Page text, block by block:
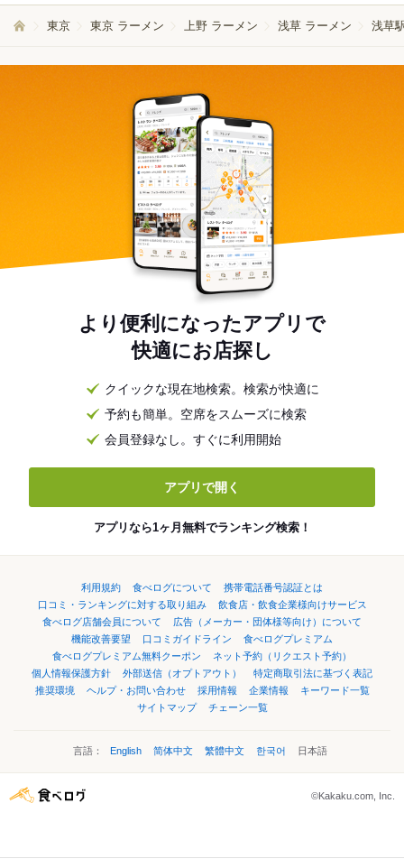
東京 東京 ラーメン 上野 ラーメン 浅草 ラーメン 浅草
より便利になったアプリで
快適にお店探し
クイックな現在地検索。検索が快適に
予約も簡単。空席をスムーズに検索
会員登録なし。すぐに利用開始
アプリで開く
アプリなら1ヶ月無料でランキング検索！
利用規約 食べログについて
携帯電話番号認証とは
口コミ・ランキングに対する取り組み
飲食店・飲食企業様向けサービス
食べログ店舗会員について
広告（メーカー・団体様等向け）について
機能改善要望
口コミガイドライン
食べログプレミアム
食べログプレミアム無料クーポン
ネット予約（リクエスト予約）
個人情報保護方針
外部送信（オプトアウト）
特定商取引法に基づく表記
推奨環境
ヘルプ・お問い合わせ 採用情報 企業情報
キーワード一覧
サイトマップ
チェーン一覧
言語： English 简体中文 繁體中文 한국어 日本語
©Kakaku.com, Inc.